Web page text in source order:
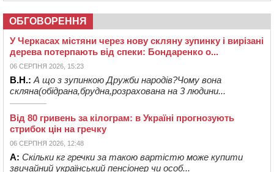
ОБГОВОРЕННЯ
У Черкасах містяни через нову скляну зупинку і вирізані
дерева потерпають від спеки: Бондаренко о...
06 СЕРПНЯ 2026, 15:23
В.Н.: А що з зупинкою Дружби народів?Чому вона
скляна(обідрана,брудна,розрахована на 3 людини...
Від 80 гривень за кілограм: в Україні прогнозують
стрибок цін на гречку
06 СЕРПНЯ 2026, 12:48
А: Скільки кг гречки за такою вартістю може купити
звичайний український пенсіонер чи особ...